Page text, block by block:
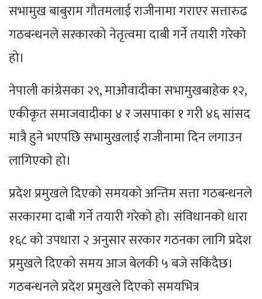
सभामुख बाबुराम गौतमलाई राजीनामा गराएर सत्तारुढ
गठबन्धनले सरकारको नेतृत्वमा दाबी गर्ने तयारी गरेको
हो।
नेपाली कांग्रेसका २९, माओवादीका सभामुखबाहेक १२,
एकीकृत समाजवादीका ४ र जसपाका १ गरी ४६ सांसद
मात्रै हुने भएपछि सभामुखलाई राजीनामा दिन लगाउन
लागिएको हो।
प्रदेश प्रमुखले दिएको समयको अन्तिम सत्ता गठबन्धनले
सरकारमा दाबी गर्ने तयारी गरेको हो। संविधानको धारा
१६८ को उपधारा २ अनुसार सरकार गठनका लागि प्रदेश
प्रमुखले दिएको समय आज बेलकी ५ बजे सकिंदैछ।
गठबन्धनले प्रदेश प्रमुखले दिएको समयभित्र